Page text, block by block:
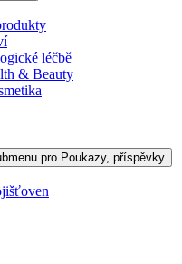
léčbě
& Beauty
pro Poukazy, příspěvky